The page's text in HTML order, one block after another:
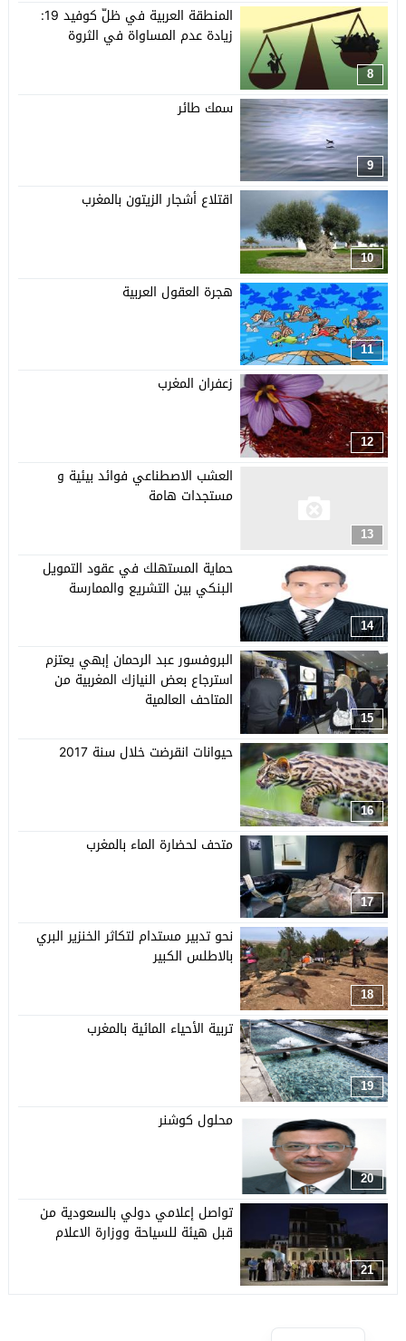
8
المنطقة العربية في ظلّ كوفيد 19:
زيادة عدم المساواة في الثروة
9
سمك طائر
10
اقتلاع أشجار الزيتون بالمغرب
11
هجرة العقول العربية
12
زعفران المغرب
13
العشب الاصطناعي فوائد بيئية و
مستجدات هامة
14
حماية المستهلك في عقود التمويل
البنكي بين التشريع والممارسة
15
البروفسور عبد الرحمان إبهي يعتزم
استرجاع بعض النيازك المغربية من
المتاحف العالمية
16
حيوانات انقرضت خلال سنة 2017
17
متحف لحضارة الماء بالمغرب
18
نحو تدبير مستدام لتكاثر الخنزير البري
بالاطلس الكبير
19
تربية الأحياء المائية بالمغرب
20
محلول كوشنر
21
تواصل إعلامي دولي بالسعودية من
قبل هيئة للسياحة ووزارة الاعلام